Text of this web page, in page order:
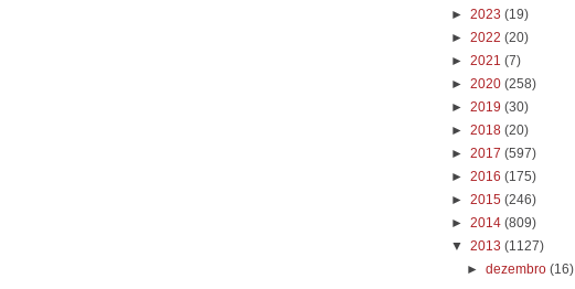
► 2023 (19)
► 2022 (20)
► 2021 (7)
► 2020 (258)
► 2019 (30)
► 2018 (20)
► 2017 (597)
► 2016 (175)
► 2015 (246)
► 2014 (809)
▼ 2013 (1127)
►dezembro(16)